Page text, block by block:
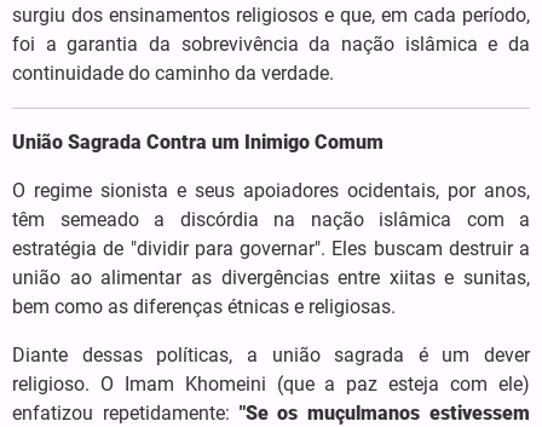
surgiu dos ensinamentos religiosos e que, em cada período,
foi a garantia da sobrevivência da nação islâmica e da
continuidade do caminho da verdade.
União Sagrada Contra um Inimigo Comum
O regime sionista e seus apoiadores ocidentais, por anos,
têm semeado a discórdia na nação islâmica com a
estratégia de "dividir para governar". Eles buscam destruir a
união ao alimentar as divergências entre xiitas e sunitas,
bem como as diferenças étnicas e religiosas.
Diante dessas políticas, a união sagrada é um dever
religioso. O Imam Khomeini (que a paz esteja com ele)
enfatizou repetidamente: "Se os muçulmanos estivessem